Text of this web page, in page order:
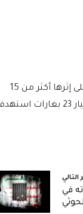
وأضاف أن مدفعية الجيش الوطني استهدفت مواقع وتجمعات حوثية في ذات الجبهة سقط على إثرها أكثر من 15
حوثياً بين قتيل وجريح، فيما دمّر طيران تحالف دعم الشرعية في اليمن طقمين وعربة مدرعة وعيار 23
التالي
في